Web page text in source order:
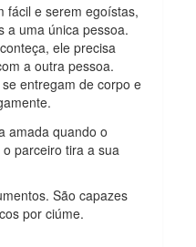
fácil e serem egoístas,
a uma única pessoa.
ele precisa
a outra pessoa.
entregam de corpo e
amada quando o
parceiro tira a sua
São capazes
por ciúme.